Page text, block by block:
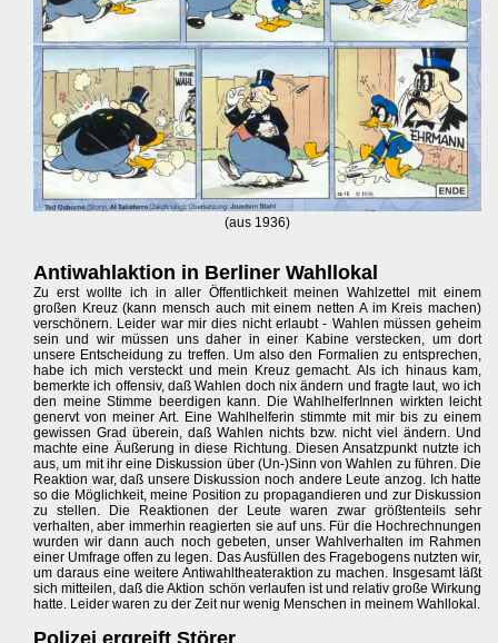
(aus 1936)
Antiwahlaktion in Berliner Wahllokal
Zu erst wollte ich in aller Öffentlichkeit meinen Wahlzettel mit einem
großen Kreuz (kann mensch auch mit einem netten A im Kreis machen)
verschönern. Leider war mir dies nicht erlaubt - Wahlen müssen geheim
sein und wir müssen uns daher in einer Kabine verstecken, um dort
unsere Entscheidung zu treffen. Um also den Formalien zu entsprechen,
habe ich mich versteckt und mein Kreuz gemacht. Als ich hinaus kam,
bemerkte ich offensiv, daß Wahlen doch nix ändern und fragte laut, wo ich
den meine Stimme beerdigen kann. Die WahlhelferInnen wirkten leicht
genervt von meiner Art. Eine Wahlhelferin stimmte mit mir bis zu einem
gewissen Grad überein, daß Wahlen nichts bzw. nicht viel ändern. Und
machte eine Äußerung in diese Richtung. Diesen Ansatzpunkt nutzte ich
aus, um mit ihr eine Diskussion über (Un-)Sinn von Wahlen zu führen. Die
Reaktion war, daß unsere Diskussion noch andere Leute anzog. Ich hatte
so die Möglichkeit, meine Position zu propagandieren und zur Diskussion
zu stellen. Die Reaktionen der Leute waren zwar größtenteils sehr
verhalten, aber immerhin reagierten sie auf uns. Für die Hochrechnungen
wurden wir dann auch noch gebeten, unser Wahlverhalten im Rahmen
einer Umfrage offen zu legen. Das Ausfüllen des Fragebogens nutzten wir,
um daraus eine weitere Antiwahltheateraktion zu machen. Insgesamt läßt
sich mitteilen, daß die Aktion schön verlaufen ist und relativ große Wirkung
hatte. Leider waren zu der Zeit nur wenig Menschen in meinem Wahllokal.
Polizei ergreift Störer